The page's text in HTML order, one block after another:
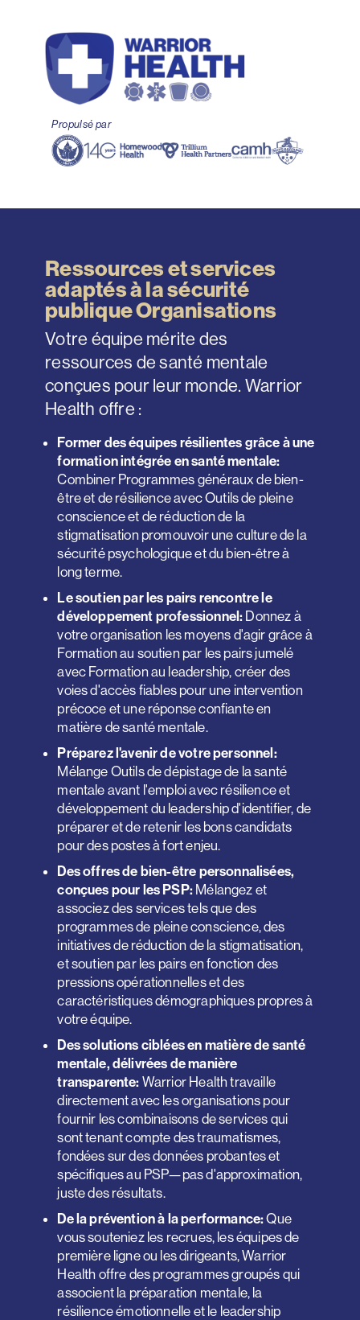
Propulsé par
Ressources et services
adaptés à la sécurité
publique Organisations
Votre équipe mérite des
ressources de santé mentale
conçues pour leur monde. Warrior
Health offre :
Former des équipes résilientes grâce à une
formation intégrée en santé mentale:
Combiner Programmes généraux de bien-
être et de résilienceavecOutils de pleine
conscience et de réduction de la
stigmatisationpromouvoir une culture de la
sécurité psychologique et du bien-être à
long terme.
Le soutien par les pairs rencontre le
développement professionnel: Donnez à
votre organisation les moyens d'agir grâce à
Formation au soutien par les pairs jumelé
avec Formation au leadership, créer des
voies d'accès fiables pour une intervention
précoce et une réponse confiante en
matière de santé mentale.
Préparez l'avenir de votre personnel:
Mélange Outils de dépistage de la santé
mentale avant l'emploiavec résilience et
développement du leadershipd'identifier, de
préparer et de retenir les bons candidats
pour des postes à fort enjeu.
Des offres de bien-être personnalisées,
conçues pour les PSP: Mélangez et
associez des services tels que des
programmes de pleine conscience, des
initiatives de réduction de la stigmatisation,
etsoutien par les pairs en fonction des
pressions opérationnelles et des
caractéristiques démographiques propres à
votre équipe.
Des solutions ciblées en matière de santé
mentale, délivrées de manière
transparente: Warrior Health travaille
directement avec les organisations pour
fournir les combinaisons de services qui
sonttenant compte des traumatismes,
fondées sur des données probantes et
spécifiques au PSP—pas d'approximation,
juste des résultats.
De la prévention à la performance:Que
vous souteniez les recrues, les équipes de
première ligne ou les dirigeants, Warrior
Health offre des programmes groupés qui
associent la préparation mentale, la
résilience émotionnelle et le leadership